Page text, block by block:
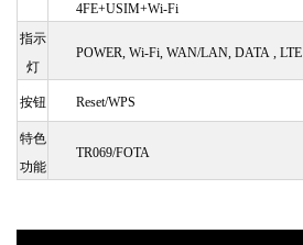
4FE+USIM+Wi-Fi
指示
灯
POWER, Wi-Fi, WAN/LAN, DATA , LTE
按钮 Reset/WPS
特色
功能
TR069/FOTA